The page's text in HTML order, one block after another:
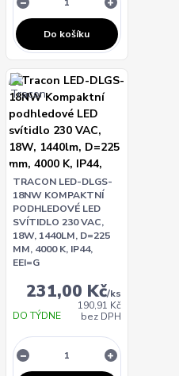
Do košíku
TRACON LED-DLGS-
18NW KOMPAKTNÍ
PODHLEDOVÉ LED
SVÍTIDLO 230 VAC,
18W, 1440LM, D=225
MM, 4000 K, IP44,
EEI=G
231,00 Kč/ks
190,91 Kč
bez DPH
DO TÝDNE